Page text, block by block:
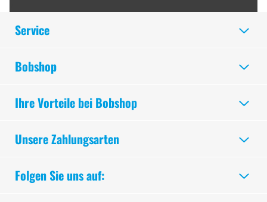
Service
Bobshop
Ihre Vorteile bei Bobshop
Unsere Zahlungsarten
Folgen Sie uns auf: